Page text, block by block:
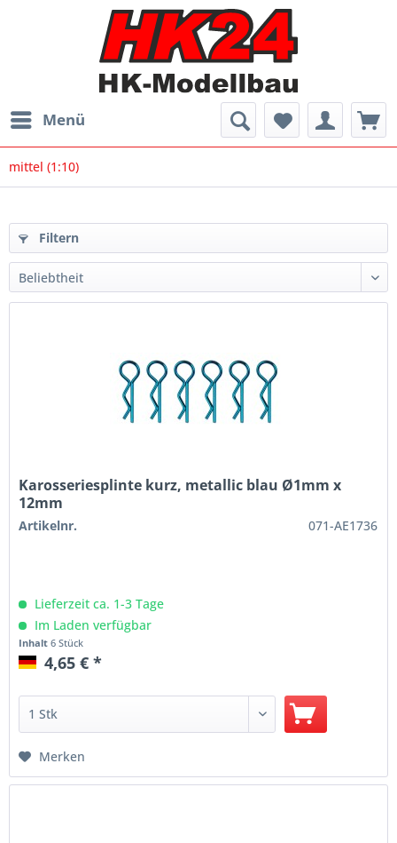
Menü
mittel (1:10)
Filtern
Karosseriesplinte kurz, metallic blau Ø1mm x
12mm
Artikelnr. 071-AE1736
Lieferzeit ca. 1-3 Tage
Im Laden verfügbar
Inhalt6 Stück
4,65 € *
Merken